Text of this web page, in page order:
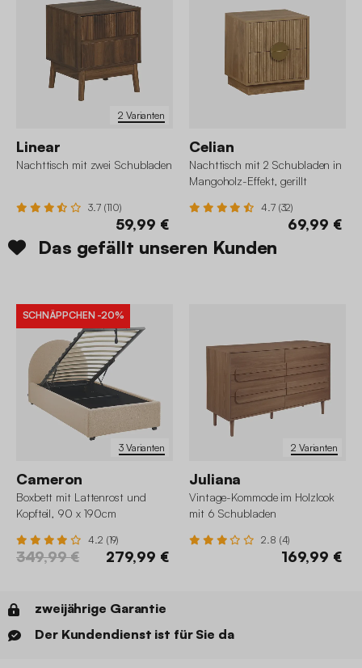
2 Varianten
Linear
Nachttisch mit zwei Schubladen
3.7 (110)
59,99 €
Celian
Nachttisch mit 2 Schubladen in
Mangoholz-Effekt, gerillt
4.7 (32)
69,99 €
Das gefällt unseren Kunden
3 Varianten
SCHNÄPPCHEN -20%
Cameron
Boxbett mit Lattenrost und
Kopfteil, 90 x 190cm
4.2 (19)
349,99 € 279,99 €
2 Varianten
Juliana
Vintage-Kommode im Holzlook
mit 6 Schubladen
2.8 (4)
169,99 €
zweijährige Garantie
Der Kundendienst ist für Sie da